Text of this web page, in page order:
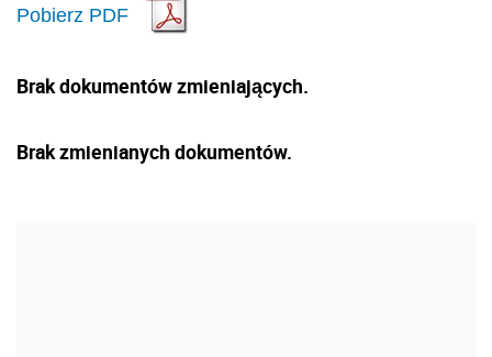
Pobierz PDF
Brak dokumentów zmieniających.
Brak zmienianych dokumentów.